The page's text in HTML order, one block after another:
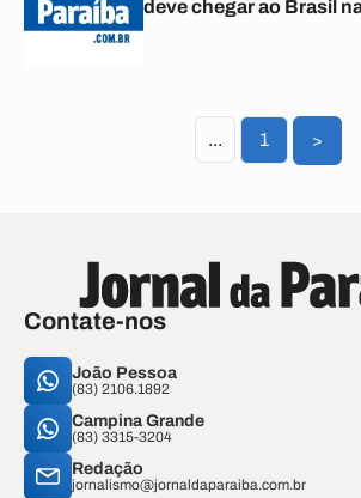
deve chegar ao Brasil
... 1 >
Contate-nos
João Pessoa
(83) 2106.1892
Campina Grande
(83) 3315-3204
Redação
jornalismo@jornaldaparaiba.com.br